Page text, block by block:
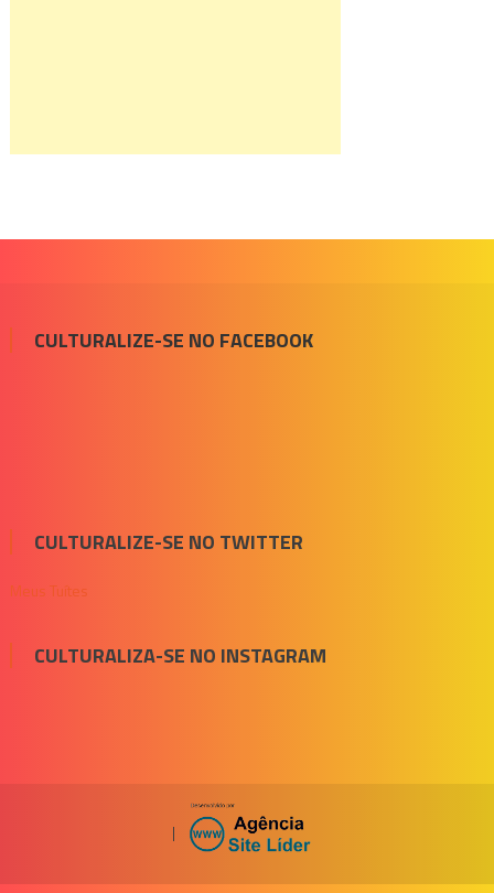
CULTURALIZE-SE NO FACEBOOK
CULTURALIZE-SE NO TWITTER
Meus Tuítes
CULTURALIZA-SE NO INSTAGRAM
|